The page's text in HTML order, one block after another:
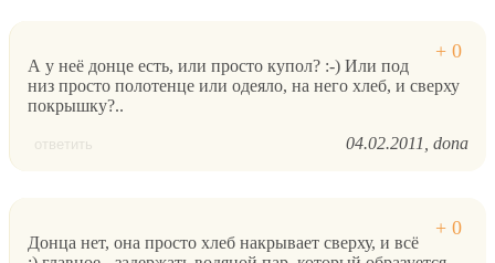
А у неё донце есть, или просто купол? :-) Или под
низ просто полотенце или одеяло, на него хлеб, и сверху
покрышку?..
ответить 04.02.2011 dona
Донца нет, она просто хлеб накрывает сверху, и всё